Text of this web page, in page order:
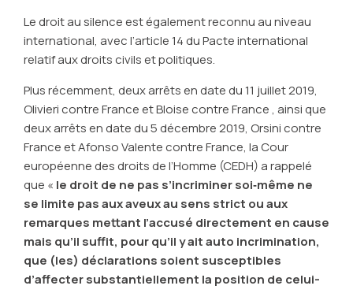
Le droit au silence est également reconnu au niveau
international, avec l’article 14 du Pacte international
relatif aux droits civils et politiques.
Plus récemment, deux arrêts en date du 11 juillet 2019,
Olivieri contre France et Bloise contre France , ainsi que
deux arrêts en date du 5 décembre 2019, Orsini contre
France et Afonso Valente contre France, la Cour
européenne des droits de l’Homme (CEDH) a rappelé
que « le droit de ne pas s’incriminer soi‑même ne
se limite pas aux aveux au sens strict ou aux
remarques mettant l’accusé directement en cause
mais qu’il suffit, pour qu’il y ait auto incrimination,
que (les) déclarations soient susceptibles
d’affecter substantiellement la position de celui-